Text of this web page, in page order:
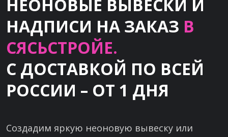
НЕОНОВЫЕ ВЫВЕСКИ И
НАДПИСИ НА ЗАКАЗ В
СЯСЬСТРОЙЕ.
С ДОСТАВКОЙ ПО ВСЕЙ
РОССИИ – ОТ 1 ДНЯ
Создадим яркую неоновую вывеску или